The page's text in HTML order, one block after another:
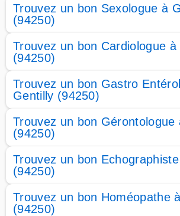
Trouvez un bon Sexologue à
(94250)
Trouvez un bon Cardiologue à
(94250)
Trouvez un bon Gastro
Gentilly (94250)
Trouvez un bon Gérontologue
(94250)
Trouvez un bon
(94250)
Trouvez un bon Homéopathe
(94250)